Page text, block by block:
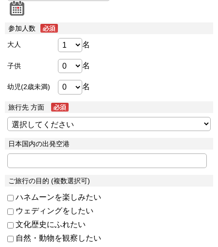
参加人数
大人 名
子供 名
幼児(2歳未満) 名
旅行先 方面
日本国内の出発空港
ご旅行の目的 (複数選択可)
ハネムーンを楽しみたい
ウェディングをしたい
文化歴史にふれたい
自然・動物を観察したい